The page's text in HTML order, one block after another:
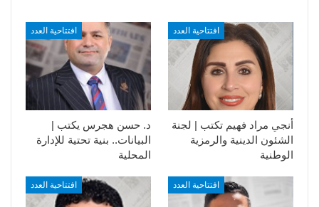
افتتاحية العدد
د. حسن هجرس يكتب |
البيانات.. بنية تحتية للإدارة
المحلية
افتتاحية العدد
أنجي مراد فهيم تكتب | لجنة
الشئون الدينية والرمزية
الوطنية
افتتاحية العدد افتتاحية العدد